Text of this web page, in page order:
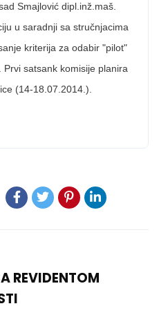
Smajlović dipl.inž.maš.
u saradnji sa stručnjacima
kriterija za odabir "pilot"
satsank komisije planira
(14-18.07.2014.).
REVIDENTOM